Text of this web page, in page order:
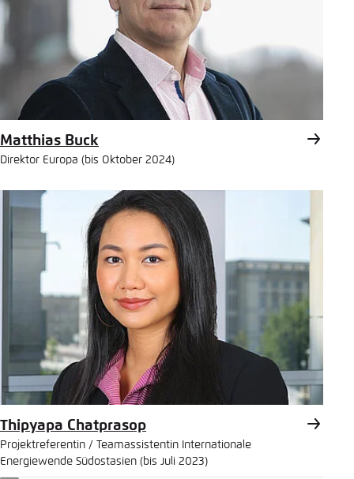
Matthias Buck
Direktor Europa (bis Oktober 2024)
Thipyapa Chatprasop
Projektreferentin / Teamassistentin Internationale
Energiewende Südostasien (bis Juli 2023)